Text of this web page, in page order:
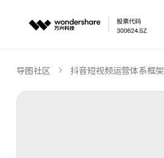
导图社区 抖音短视频运营体系框架